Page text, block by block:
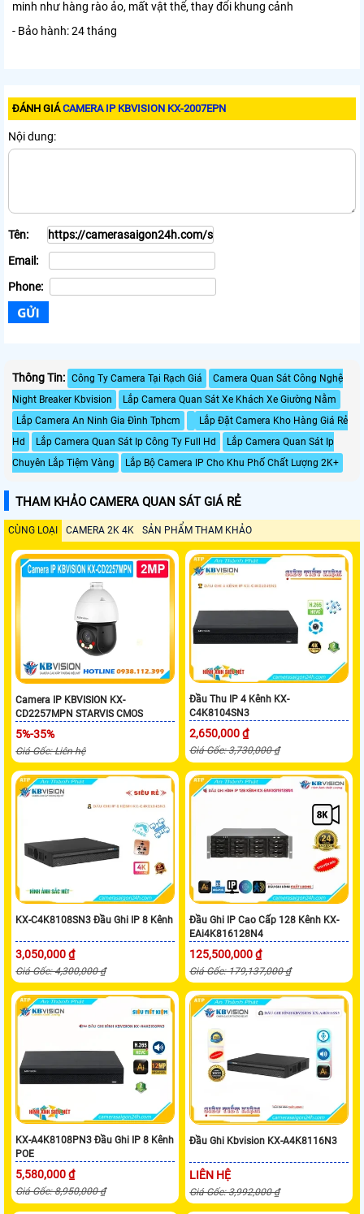
minh như hàng rào ảo, mất vật thể, thay đổi khung cảnh
- Bảo hành: 24 tháng
ĐÁNH GIÁCAMERA IP KBVISION KX-2007EPN
Nội dung:
Tên:
Email:
Phone:
Thông Tin: Công Ty Camera Tại Rạch Giá
Camera Quan Sát Công Nghệ
Night Breaker Kbvision
Lắp Camera Quan Sát Xe Khách Xe Giường Nằm
Lắp Camera An Ninh Gia Đình Tphcm
Lắp Đặt Camera Kho Hàng Giá Rẻ
Hd
Lắp Camera Quan Sát Ip Công Ty Full Hd
Lắp Camera Quan Sát Ip
Chuyên Lắp Tiệm Vàng
Lắp Bộ Camera IP Cho Khu Phố Chất Lượng 2K+
THAM KHẢO CAMERA QUAN SÁT GIÁ RẺ
CÙNG LOẠI CAMERA 2K 4K SẢN PHẨM THAM KHẢO
Camera IP KBVISION KX-
CD2257MPN STARVIS CMOS
5%-35%
Giá Gốc: Liên hệ
Đầu Thu IP 4 Kênh KX-
C4K8104SN3
2,650,000 ₫
Giá Gốc: 3,730,000 ₫
KX-C4K8108SN3 Đầu Ghi IP 8 Kênh
3,050,000 ₫
Giá Gốc: 4,300,000 ₫
Đầu Ghi IP Cao Cấp 128 Kênh KX-
EAi4K816128N4
125,500,000 ₫
Giá Gốc: 179,137,000 ₫
KX-A4K8108PN3 Đầu Ghi IP 8 Kênh
POE
5,580,000 ₫
Giá Gốc: 8,950,000 ₫
Đầu Ghi Kbvision KX-A4K8116N3
LIÊN HỆ
Giá Gốc: 3,992,000 ₫